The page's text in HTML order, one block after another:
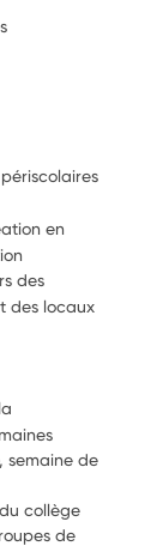
en
des
des locaux
semaine de
collège
de